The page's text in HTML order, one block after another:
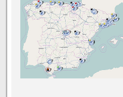
NÚMERO ACTUALHEMEROTECA